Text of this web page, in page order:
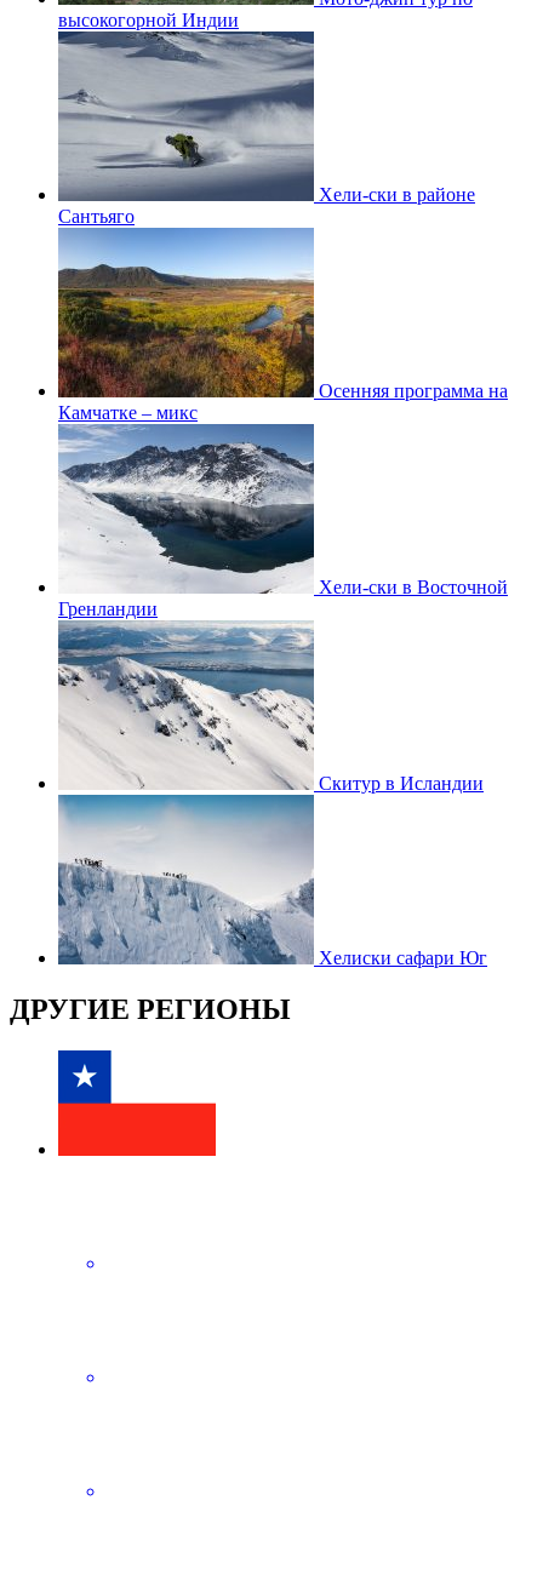
высокогорной Индии
Хели-ски в районе
Сантьяго
Осенняя программа на
Камчатке – микс
Хели-ски в Восточной
Гренландии
Скитур в Исландии
Хелиcки сафари Юг
ДРУГИЕ РЕГИОНЫ